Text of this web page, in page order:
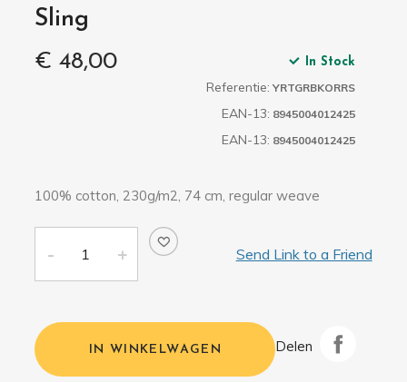
Sling
€ 48,00
In Stock
Referentie: YRTGRBKORRS
EAN-13: 8945004012425
EAN-13: 8945004012425
100% cotton, 230g/m2, 74 cm, regular weave
Send Link to a Friend
IN WINKELWAGEN Delen